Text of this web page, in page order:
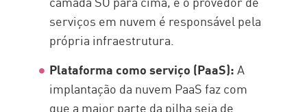
serviços em nuvem é responsável pela
própria infraestrutura.
Plataforma como serviço (PaaS):A
implantação da nuvem PaaS faz com
que a maior parte da pilha seja de